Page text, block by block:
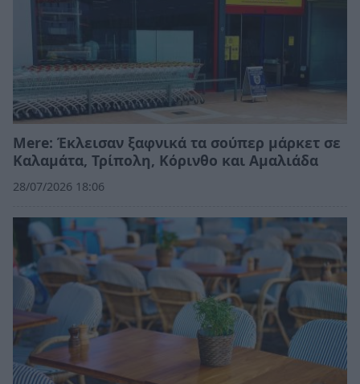
Mere: Έκλεισαν ξαφνικά τα σούπερ μάρκετ σε
Καλαμάτα, Τρίπολη, Κόρινθο και Αμαλιάδα
28/07/2026 18:06